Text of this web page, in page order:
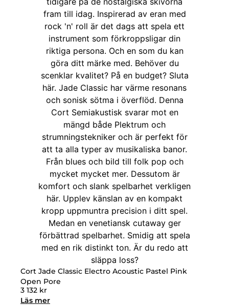
Cort Jade Classic Electro Acoustic Pastel Pink
Open Pore
3 132 kr
Läs mer